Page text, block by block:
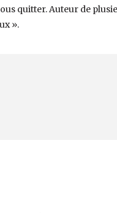
quitter. Auteur de
».